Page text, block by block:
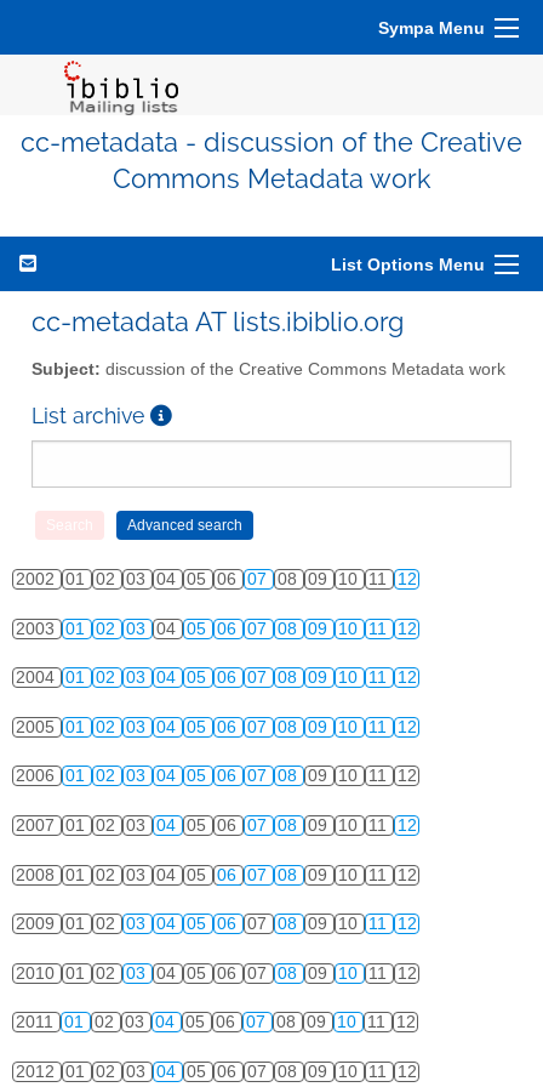
Sympa Menu
cc-metadata - discussion of the Creative
Commons Metadata work
List Options Menu
cc-metadata AT lists.ibiblio.org
Subject: discussion of the Creative Commons Metadata work
List archive
2002 01 02 03 04 05 06 07 08 09 10 11 12
2003 01 02 03 04 05 06 07 08 09 10 11 12
2004 01 02 03 04 05 06 07 08 09 10 11 12
2005 01 02 03 04 05 06 07 08 09 10 11 12
2006 01 02 03 04 05 06 07 08 09 10 11 12
2007 01 02 03 04 05 06 07 08 09 10 11 12
2008 01 02 03 04 05 06 07 08 09 10 11 12
2009 01 02 03 04 05 06 07 08 09 10 11 12
2010 01 02 03 04 05 06 07 08 09 10 11 12
2011 01 02 03 04 05 06 07 08 09 10 11 12
2012 01 02 03 04 05 06 07 08 09 10 11 12